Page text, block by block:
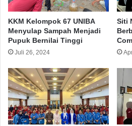
KKM Kelompok 67 UNIBA
Menyulap Sampah Menjadi
Pupuk Bernilai Tinggi
Juli 26, 2024
Siti